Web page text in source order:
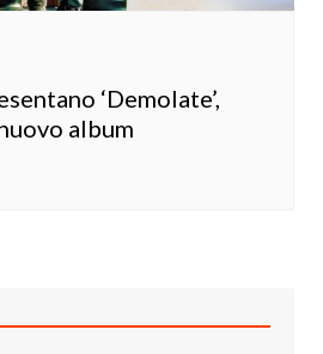
‘Demolate’,
album